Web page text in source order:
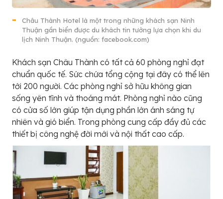
Châu Thành Hotel là một trong những khách sạn Ninh
Thuận gần biển được du khách tin tưởng lựa chọn khi du
lịch Ninh Thuận. (nguồn: facebook.com)
Khách sạn Châu Thành có tất cả 60 phòng nghỉ đạt
chuẩn quốc tế. Sức chứa tổng cộng tại đây có thể lên
tới 200 người. Các phòng nghỉ sở hữu không gian
sống yên tĩnh và thoáng mát. Phòng nghỉ nào cũng
có cửa số lớn giúp tận dụng phần lớn ánh sáng tự
nhiên và gió biển. Trong phòng cung cấp đầy đủ các
thiết bị công nghệ đời mới và nội thất cao cấp.